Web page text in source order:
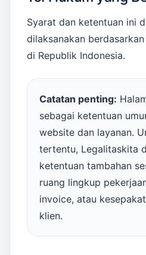
Syarat dan ketentuan ini
dilaksanakan
di Republik Indonesia.
Catatan penting:
sebagai ketentuan
website dan layanan.
tertentu, Legalitaskita
ketentuan tambahan
ruang lingkup
invoice, atau
klien.